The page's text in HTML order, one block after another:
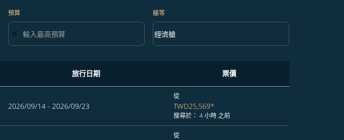
預算 艙等
艙等 option 經濟艙 Selected
經濟艙
keyboard_arrow_down
旅行日期 票價
2026/09/14 - 2026/09/23
從
TWD25,569*
搜尋於： 4 小時 之前
從